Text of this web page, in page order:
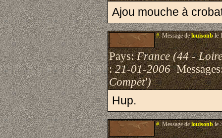
Ajou mouche à
#.Message delouisonble
Pays:France (44 -
:21-01-2006
Compèt')
Hup.
#.Message delouisonble